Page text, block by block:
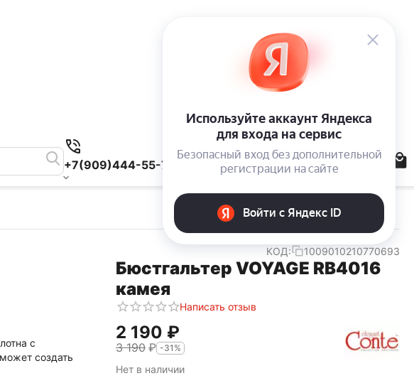
+7(909)444-55-78
КОД: 1009010210770693
Бюстгальтер VOYAGE RB4016
камея
Написать отзыв
2 190 ₽
3 190 ₽ -31%
Нет в наличии
с
создать